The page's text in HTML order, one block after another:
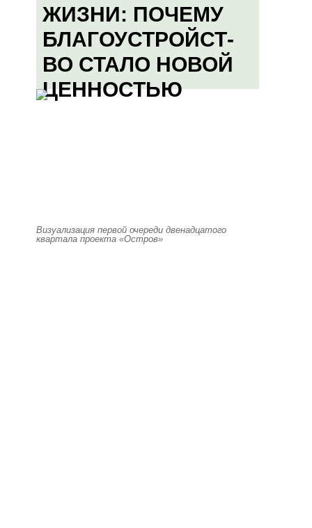
ЖИЗНИ: ПОЧЕМУ
БЛАГОУСТРОЙСТ-
ВО СТАЛО НОВОЙ
ЦЕННОСТЬЮ
Визуализация первой очереди двенадцатого
квартала проекта «Остров»